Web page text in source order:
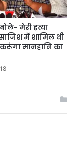
मेरी हत्या
में शामिल थी
मानहानि का